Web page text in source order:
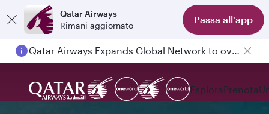
Qatar Airways
Rimani aggiornato
Passa all'app
Qatar Airways Expands Global Network to over 160 Destinations
EsploraPrenota